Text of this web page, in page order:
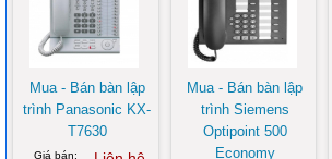
Mua - Bán bàn lập
trình Panasonic KX-
T7630
Giá bán:
Mua - Bán bàn lập
trình Siemens
Optipoint 500
Economy